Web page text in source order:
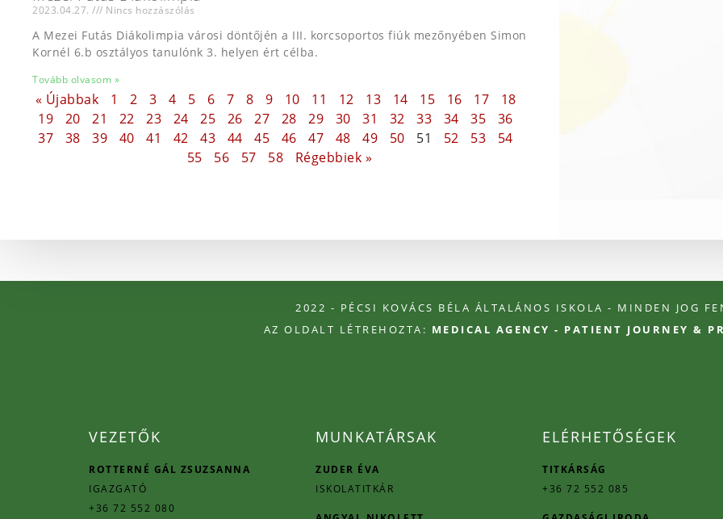
2023.04.27. Nincs hozzászólás
A Mezei Futás Diákolimpia városi döntőjén a III. korcsoportos fiúk mezőnyében Simon
Kornél 6.b osztályos tanulónk 3. helyen ért célba.
Tovább olvasom »
« Újabbak 1 2 3 4 5 6 7 8 9 10 11 12 13 14 15 16 17
18
19
20 21 22 23 24 25 26 27 28 29 30 31 32 33 34 35
36
37
38 39 40 41 42 43 44 45 46 47 48 49 50 51 52 53
54
55
56 57 58 Régebbiek »
2022 - PÉCSI KOVÁCS BÉLA ÁLTALÁNOS ISKOLA - MINDEN JOG
AZ OLDALT LÉTREHOZTA: MEDICAL AGENCY - PATIENT JOURNEY &
VEZETŐK
ROTTERNÉ GÁL ZSUZSANNA
IGAZGATÓ
+36 72 552 080
MUNKATÁRSAK
ZUDER ÉVA
ISKOLATITKÁR
ELÉRHETŐSÉGEK
TITKÁRSÁG
+36 72 552 085